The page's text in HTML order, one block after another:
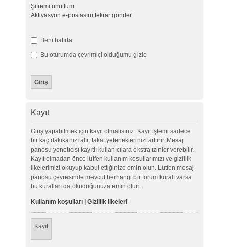
Şifremi unuttum
Aktivasyon e-postasını tekrar gönder
Beni hatırla
Bu oturumda çevrimiçi olduğumu gizle
Kayıt
Giriş yapabilmek için kayıt olmalısınız. Kayıt işlemi sadece
bir kaç dakikanızı alır, fakat yeteneklerinizi arttırır. Mesaj
panosu yöneticisi kayıtlı kullanıcılara ekstra izinler verebilir.
Kayıt olmadan önce lütfen kullanım koşullarımızı ve gizlilik
ilkelerimizi okuyup kabul ettiğinize emin olun. Lütfen mesaj
panosu çevresinde mevcut herhangi bir forum kuralı varsa
bu kuralları da okuduğunuza emin olun.
Kullanım koşulları| Gizlilik ilkeleri
Kayıt